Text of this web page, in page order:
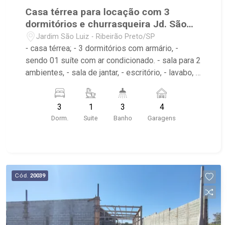
Casa térrea para locação com 3
dormitórios e churrasqueira Jd. São
LuizJardim São Luiz - Ribeirão Preto/SP
- casa térrea; - 3 dormitórios com armário, -
sendo 01 suíte com ar condicionado. - sala para 2
ambientes, - sala de jantar, - escritório, - lavabo, -
garagem para 4 automóveis. - varanda gourmet -
3
Dorm.
1
Suite
3
Banho
4
Garagens
Cód. 20039